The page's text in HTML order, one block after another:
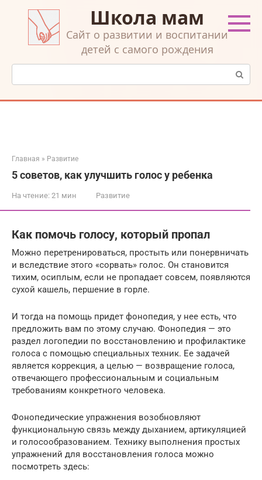
контенту
Школа мам
Cайт о развитии и воспитании
детей с самого рождения
Поиск:
Главная » Развитие
5 советов, как улучшить голос у ребенка
На чтение: 21 мин Развитие
Как помочь голосу, который пропал
Можно перетренироваться, простыть или понервничать
и вследствие этого «сорвать» голос. Он становится
тихим, осиплым, если не пропадает совсем, появляются
сухой кашель, першение в горле.
И тогда на помощь придет фонопедия, у нее есть, что
предложить вам по этому случаю. Фонопедия — это
раздел логопедии по восстановлению и профилактике
голоса с помощью специальных техник. Ее задачей
является коррекция, а целью — возвращение голоса,
отвечающего профессиональным и социальным
требованиям конкретного человека.
Фонопедические упражнения возобновляют
функциональную связь между дыханием, артикуляцией
и голосообразованием. Технику выполнения простых
упражнений для восстановления голоса можно
посмотреть здесь: